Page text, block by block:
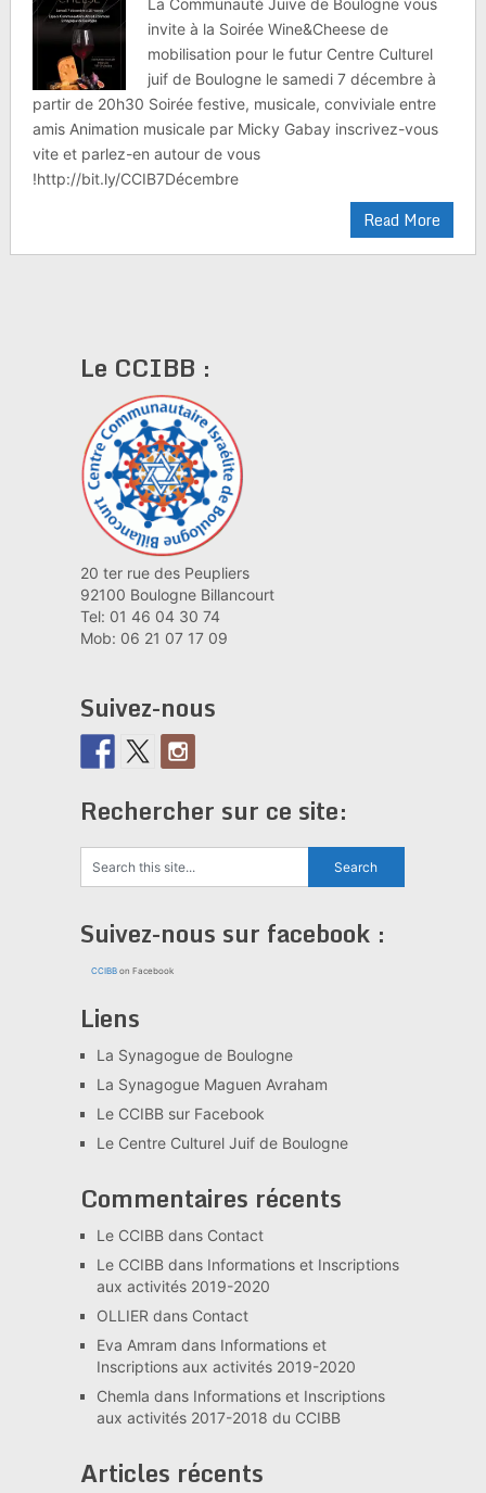
La Communauté Juive de Boulogne vous
invite à la Soirée Wine&Cheese de
mobilisation pour le futur Centre Culturel
juif de Boulogne le samedi 7 décembre à
partir de 20h30 Soirée festive, musicale, conviviale entre
amis Animation musicale par Micky Gabay inscrivez-vous
vite et parlez-en autour de vous
!http://bit.ly/CCIB7Décembre
Read More
Le CCIBB :
20 ter rue des Peupliers
92100 Boulogne Billancourt
Tel: 01 46 04 30 74
Mob: 06 21 07 17 09
Suivez-nous
Rechercher sur ce site:
Suivez-nous sur facebook :
CCIBBon Facebook
Liens
La Synagogue de Boulogne
La Synagogue Maguen Avraham
Le CCIBB sur Facebook
Le Centre Culturel Juif de Boulogne
Commentaires récents
Le CCIBBdans Contact
Le CCIBBdans Informations et Inscriptions
aux activités 2019-2020
OLLIER dans Contact
Eva Amram dans Informations et
Inscriptions aux activités 2019-2020
Chemla dans Informations et Inscriptions
aux activités 2017-2018 du CCIBB
Articles récents